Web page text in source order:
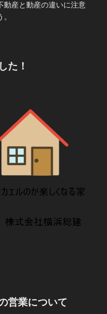
動産と動産の違いに注意
た！
営業について